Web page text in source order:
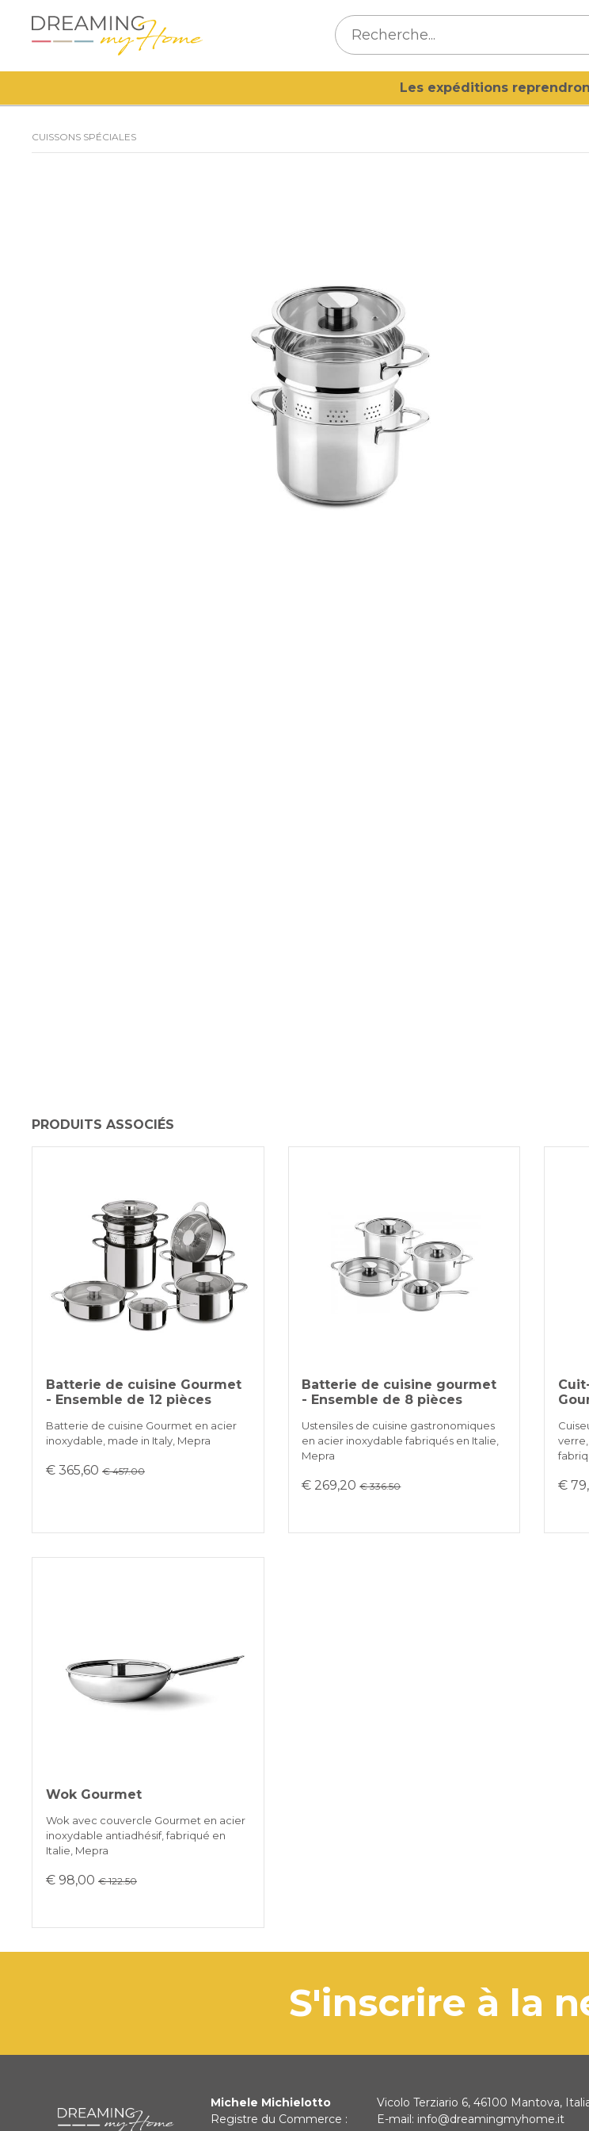
Les expéditions
CUISSONS SPÉCIALES
PRODUITS ASSOCIÉS
Batterie de cuisine Gourmet
- Ensemble de 12 pièces
Batterie de cuisine Gourmet en acier
inoxydable, made in Italy, Mepra
€ 365,60€ 457.00
Batterie de cuisine gourmet
- Ensemble de 8 pièces
Ustensiles de cuisine gastronomiques
en acier inoxydable fabriqués en Italie,
Mepra
€ 269,20€ 336.50 €
Wok Gourmet
Wok avec couvercle Gourmet en acier
inoxydable antiadhésif, fabriqué en
Italie, Mepra
€ 98,00€ 122.50
s'inscrire à la
Michele Michielotto
Registre du Commerce :
Vicolo Terziario 6, 46100 Mantova,
E-mail: info@dreamingmyhome.it